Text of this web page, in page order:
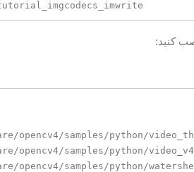
samples/python/
samples/python/
samples/python/